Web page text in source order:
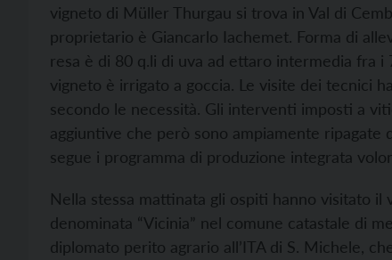
vigneto di Müller Thurgau si trova in Val di
proprietario è Giancarlo Iachemet. Forma di
resa è di 80 q.li di uva ad ettaro intermedia fra
vigneto è irrigato a goccia. Le visite dei tecnici
secondo le necessità. Gli interventi imposti a
aggiuntive che però sono ampiamente
segue i programma di produzione integrata
Nella stessa mattinata gli ospiti hanno visitato il
denominata “Vicinia” nel comune catastale di
diplomato perito agrario all’ITA di S. Michele,